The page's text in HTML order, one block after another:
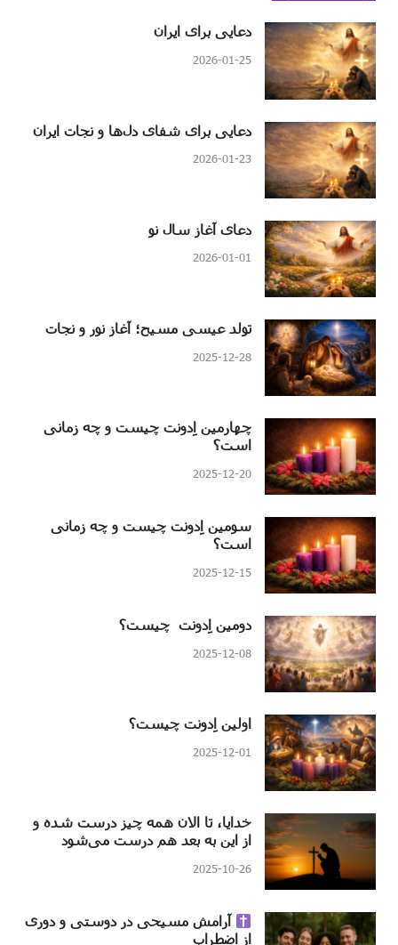
دعایی برای ایران
2026-01-25
دعایی برای شفای دل‌ها و نجات ایران
2026-01-23
دعای آغاز سال نو
2026-01-01
تولد عیسی مسیح؛ آغاز نور و نجات
2025-12-28
چهارمین اِدونت چیست و چه زمانی
است؟
2025-12-20
سومین اِدونت چیست و چه زمانی
است؟
2025-12-15
دومین اِدونت چیست؟
2025-12-08
اولین اِدونت چیست؟
2025-12-01
خدایا، تا الان همه چیز درست شده و
از این به بعد هم درست می‌شود
2025-10-26
آرامش مسیحی در دوستی و دوری
از اضطراب